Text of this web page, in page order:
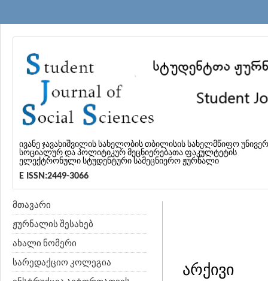
ივანე ჯავახიშვილის სახელობის თბილისის სახელმწიფო
სოციალურ და პოლიტიკურ მეცნიერებათა ფაკულტეტის
ელექტრონული სტუდენტური სამეცნიერო ჟურნალი
E ISSN:2449-3066
მთავარი
ჟურნალის შესახებ
ახალი ნომერი
სარედაქციო კოლეგია
არქივი